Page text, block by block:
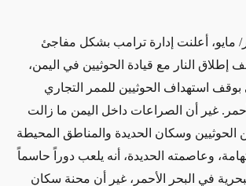
مايو، أعلنت إدارة ترامب بشكل مفاجئ
إطلاق النار مع قيادة الحوثيين في اليمن،
استهداف الحوثيين للممر التجاري
. غير أن الصراعات داخل اليمن ما زالت
الحوثيين وسكان الحديدة والمناطق المحيطة
وعاصمته الحديدة، أنه يلعب دوراً حاسماً
في البحر الأحمر، غير أن محنة سكان